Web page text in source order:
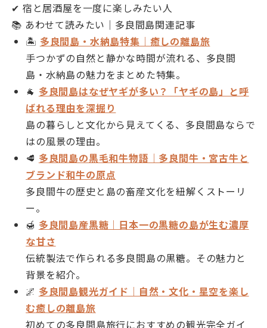
✔ 宿と居酒屋を一度に楽しみたい人
📚 あわせて読みたい｜多良間島関連記事
🏝 多良間島・水納島特集｜癒しの離島旅
手つかずの自然と静かな時間が流れる、多良間
島・水納島の魅力をまとめた特集。
🐐 多良間島はなぜヤギが多い？「ヤギの島」と呼
ばれる理由を深掘り
島の暮らしと文化から見えてくる、多良間島ならで
はの風景の理由。
🥩 多良間島の黒毛和牛物語｜多良間牛・宮古牛と
ブランド和牛の原点
多良間牛の歴史と島の畜産文化を紐解くストーリ
ー。
🍯 多良間島産黒糖｜日本一の黒糖の島が生む濃厚
な甘さ
伝統製法で作られる多良間島の黒糖。その魅力と
背景を紹介。
🌌 多良間島観光ガイド｜自然・文化・星空を楽し
む癒しの離島旅
初めての多良間島旅行におすすめの観光完全ガイ